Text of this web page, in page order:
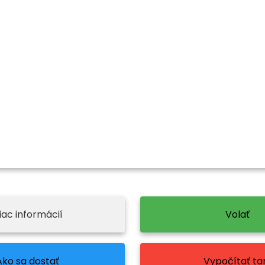
informácií Volať
sa dostať Vypočítať